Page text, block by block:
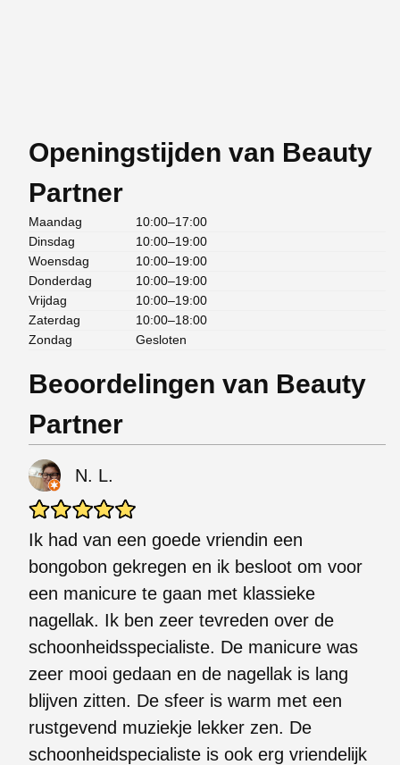
Openingstijden van Beauty
Partner
Maandag
10:00–17:00
Dinsdag
10:00–19:00
Woensdag
10:00–19:00
Donderdag
10:00–19:00
Vrijdag
10:00–19:00
Zaterdag
10:00–18:00
Zondag
Gesloten
Beoordelingen van Beauty
Partner
N. L.
Ik had van een goede vriendin een
bongobon gekregen en ik besloot om voor
een manicure te gaan met klassieke
nagellak. Ik ben zeer tevreden over de
schoonheidsspecialiste. De manicure was
zeer mooi gedaan en de nagellak is lang
blijven zitten. De sfeer is warm met een
rustgevend muziekje lekker zen. De
schoonheidspecialiste is ook erg vriendelijk